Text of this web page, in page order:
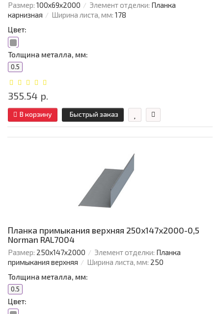
Размер: 100х69х2000 Элемент отделки: Планка
карнизная
Ширина листа, мм: 178
Цвет:
Толщина металла, мм:
0.5
355.54 р.
В корзину Быстрый заказ
Планка примыкания верхняя 250х147х2000-0,5
Norman RAL7004
Размер: 250х147х2000 Элемент отделки: Планка
примыкания верхняя
Ширина листа, мм: 250
Толщина металла, мм:
0.5
Цвет: